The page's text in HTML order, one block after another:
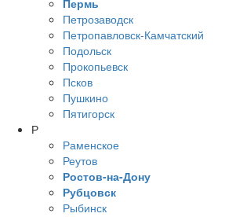
Пермь
Петрозаводск
Петропавловск-Камчатский
Подольск
Прокопьевск
Псков
Пушкино
Пятигорск
Р
Раменское
Реутов
Ростов-на-Дону
Рубцовск
Рыбинск